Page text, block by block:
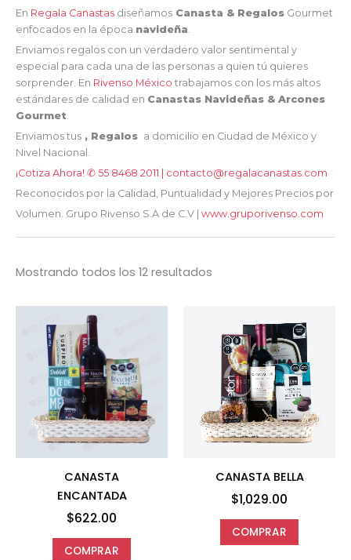
En Regala Canastas diseñamos Canasta & Regalos Gourmet
enfocados en la época navideña.
Enviamos regalos con un verdadero valor sentimental y
especial para cada una de las personas a quien tú quieres
sorprender. En Rivenso México trabajamos con los más altos
estándares de calidad en Canastas Navideñas & Arcones
Gourmet.
Enviamos tus , Regalos a domicilio en Ciudad de México y
Nivel Nacional.
¡Cotiza Ahora! ✆ 55 8468 2011 | contacto@regalacanastas.com
Reconocidos por la Calidad, Puntualidad y Mejores Precios por
Volumen. Grupo Rivenso S.A de C.V | www.gruporivenso.com
Mostrando todos los 12 resultados
CANASTA
ENCANTADA
$622.00
COMPRAR
CANASTA BELLA
$1,029.00
COMPRAR